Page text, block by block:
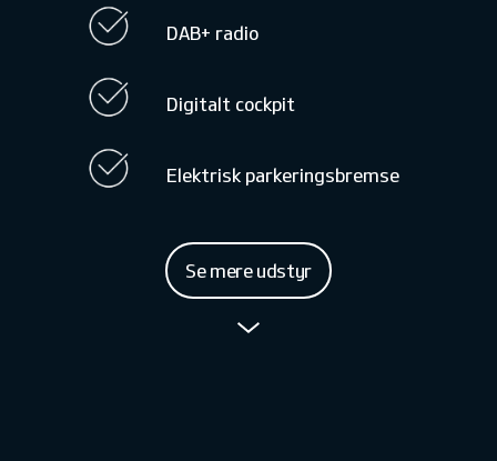
DAB+ radio
Digitalt cockpit
Elektrisk parkeringsbremse
Se mere udstyr